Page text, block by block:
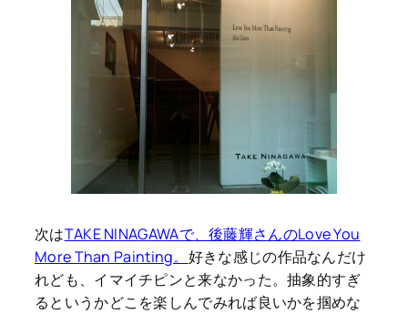
次はTAKE NINAGAWAで、後藤輝さんのLove You
More Than Painting。 好きな感じの作品なんだけ
れども、イマイチピンと来なかった。抽象的すぎ
るというかどこを楽しんでみれば良いかを掴めな